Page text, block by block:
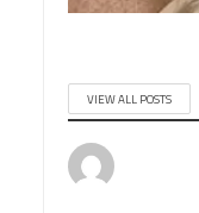
VIEW ALL POSTS